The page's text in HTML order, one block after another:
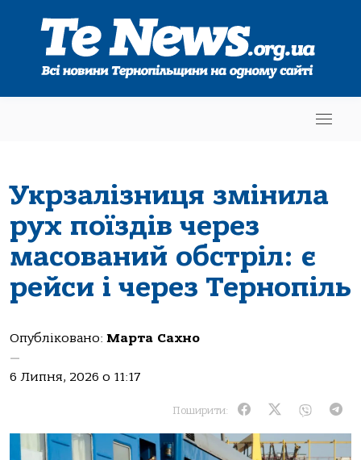
Укрзалізниця змінила
рух поїздів через
масований обстріл: є
рейси і через Тернопіль
Опубліковано: Марта Сахно
—
6 Липня, 2026 о 11:17
Поширити: